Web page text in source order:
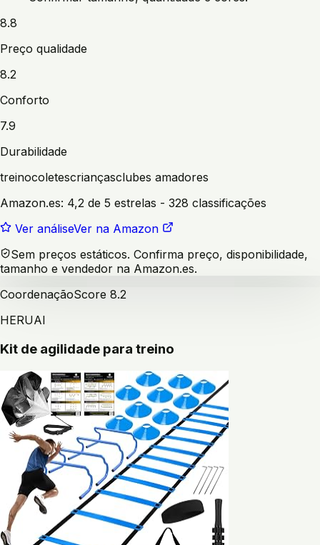
8.8
Preço qualidade
8.2
Conforto
7.9
Durabilidade
treinocoletescriançasclubes amadores
Amazon.es: 4,2 de 5 estrelas - 328 classificações
Ver análiseVer na Amazon
Sem preços estáticos. Confirma preço, disponibilidade,
tamanho e vendedor na Amazon.es.
CoordenaçãoScore 8.2
HERUAI
Kit de agilidade para treino